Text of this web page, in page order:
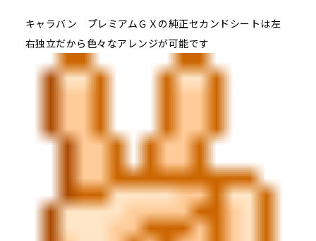
キャラバン プレミアムＧＸの純正セカンドシートは左
右独立だから色々なアレンジが可能です